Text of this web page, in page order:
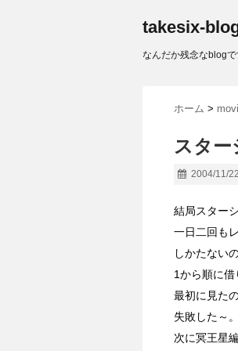
takesix-
なんだか残念なblogで
ホーム >
スター
2004/11/22
結局スター
一日二回も
しかたない
1から順に借
最初に見た
失敗した～。
次に冥王星